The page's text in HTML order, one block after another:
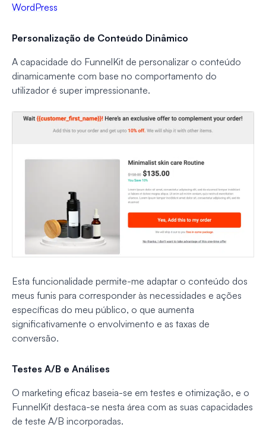
WordPress
Personalização de Conteúdo Dinâmico
A capacidade do FunnelKit de personalizar o conteúdo
dinamicamente com base no comportamento do
utilizador é super impressionante.
Esta funcionalidade permite-me adaptar o conteúdo dos
meus funis para corresponder às necessidades e ações
específicas do meu público, o que aumenta
significativamente o envolvimento e as taxas de
conversão.
Testes A/B e Análises
O marketing eficaz baseia-se em testes e otimização, e o
FunnelKit destaca-se nesta área com as suas capacidades
de teste A/B incorporadas.